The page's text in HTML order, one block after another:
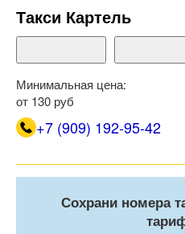
Такси Картель
Минимальная цена:
от 130 руб
+7 (909) 192-95-42
Сохрани номера